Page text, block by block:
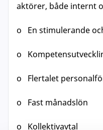
aktörer, både internt
o En stimulerande
o
o Flertalet
o Fast månadslön
o Kollektivavtal